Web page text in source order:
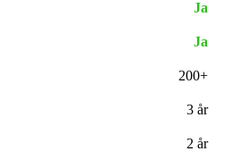
Ja
Ja
200+
3 år
2 år